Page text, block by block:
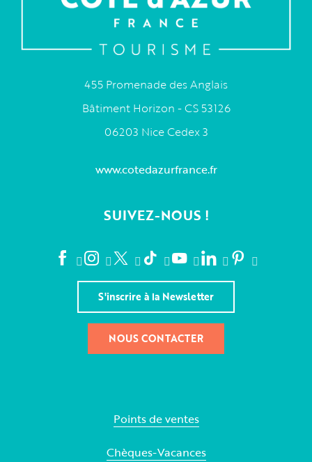
455 Promenade des Anglais
Bâtiment Horizon - CS 53126
06203 Nice Cedex 3
www.cotedazurfrance.fr
SUIVEZ-NOUS !
S'inscrire à la Newsletter
NOUS CONTACTER
Points de ventes
Chèques-Vacances